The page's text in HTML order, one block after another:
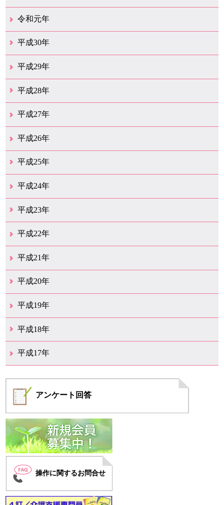
12月（41）
11月（18）
10月（25）
9月（20）
8月（31）
7月（29）
6月（41）
5月（36）
4月（50）
3月（69）
2月（38）
1月（12）
令和元年
12月（22）
11月（21）
10月（38）
9月（24）
8月（16）
7月（29）
6月（27）
5月（15）
4月（47）
3月（23）
2月（10）
1月（9）
平成30年
12月（29）
11月（13）
10月（18）
9月（17）
8月（19）
7月（65）
6月（20）
5月（16）
4月（29）
3月（41）
2月（16）
1月（15）
平成29年
12月（22）
11月（11）
10月（22）
9月（31）
8月（19）
7月（30）
6月（6）
5月（13）
4月（10）
3月（10）
2月（5）
1月（6）
平成28年
12月（15）
11月（12）
10月（11）
9月（21）
8月（11）
7月（18）
6月（15）
5月（27）
4月（50）
3月（37）
2月（12）
1月（9）
平成27年
12月（23）
11月（12）
10月（10）
9月（15）
8月（4）
7月（11）
6月（20）
5月（14）
4月（27）
3月（31）
2月（17）
1月（11）
平成26年
12月（13）
11月（12）
10月（13）
9月（16）
8月（17）
7月（11）
6月（13）
5月（5）
4月（16）
3月（16）
2月（15）
1月（11）
平成25年
12月（17）
11月（8）
10月（12）
9月（12）
8月（10）
7月（11）
6月（9）
5月（10）
4月（13）
3月（15）
2月（17）
1月（9）
平成24年
12月（11）
11月（8）
10月（9）
9月（13）
8月（7）
7月（11）
6月（10）
5月（14）
4月（9）
3月（17）
2月（6）
1月（20）
平成23年
12月（14）
11月（17）
10月（24）
9月（16）
8月（17）
7月（12）
6月（14）
5月（19）
4月（20）
3月（13）
2月（6）
1月（4）
平成22年
12月（10）
11月（19）
10月（17）
9月（26）
8月（19）
7月（14）
6月（13）
5月（10）
4月（12）
3月（25）
2月（14）
1月（14）
平成21年
12月（11）
11月（9）
10月（15）
9月（9）
8月（11）
7月（19）
6月（16）
5月（12）
4月（29）
3月（19）
2月（12）
1月（4）
平成20年
12月（19）
11月（10）
10月（18）
9月（10）
8月（9）
7月（14）
6月（15）
5月（10）
4月（9）
3月（13）
2月（8）
1月（5）
平成19年
12月（11）
11月（10）
10月（6）
9月（2）
8月（6）
7月（6）
6月（3）
5月（9）
4月（9）
3月（9）
2月（7）
1月（6）
平成18年
12月（11）
11月（7）
10月（5）
9月（6）
8月（9）
7月（9）
6月（18）
5月（12）
4月（14）
3月（20）
2月（10）
1月（9）
平成17年
アンケート 回答
操作に関するお問合せ